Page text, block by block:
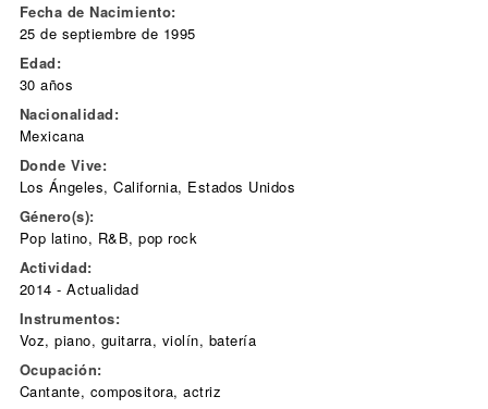
Fecha de Nacimiento:
25 de septiembre de 1995
Edad:
30 años
Nacionalidad:
Mexicana
Donde Vive:
Los Ángeles, California, Estados Unidos
Género(s):
Pop latino, R&B, pop rock
Actividad:
2014 - Actualidad
Instrumentos:
Voz, piano, guitarra, violín, batería
Ocupación:
Cantante, compositora, actriz